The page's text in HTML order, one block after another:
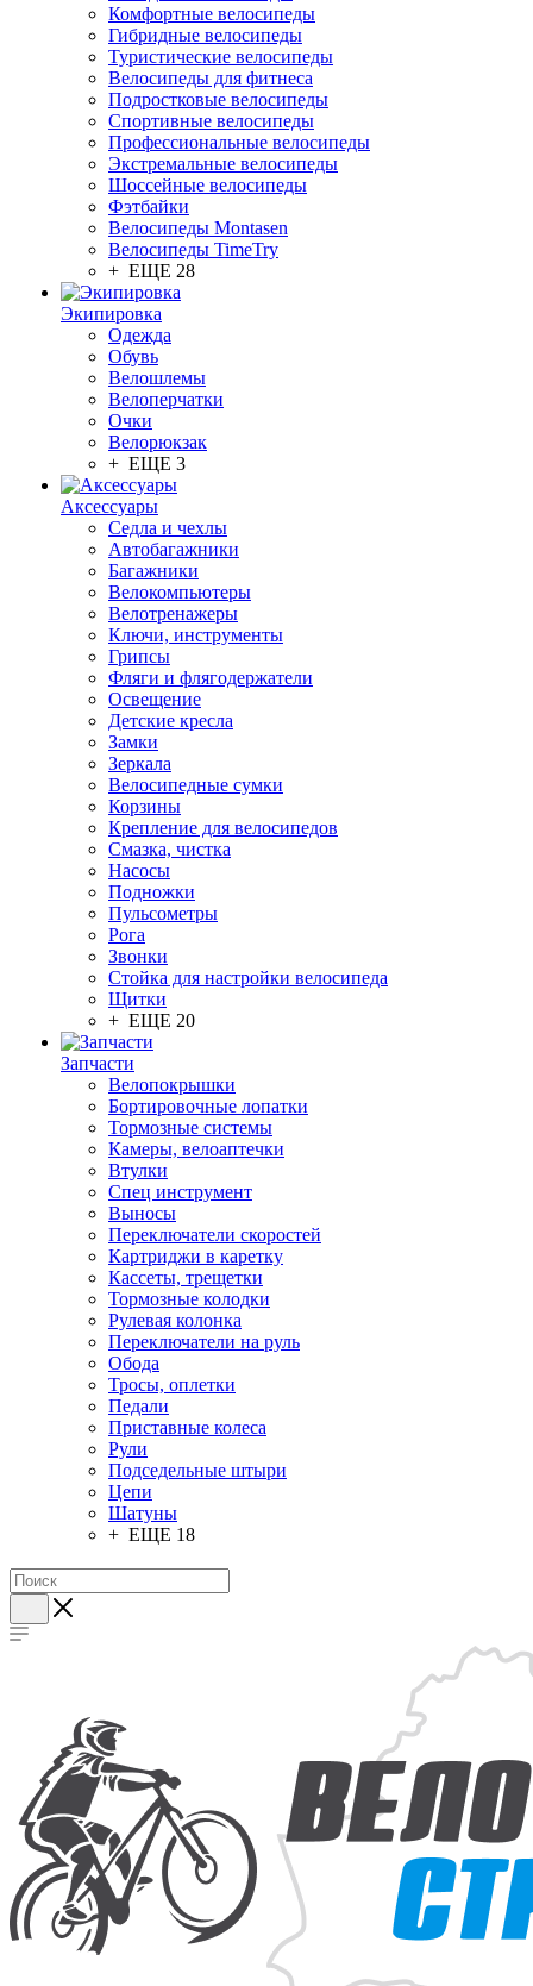
Комфортные велосипеды
Гибридные велосипеды
Туристические велосипеды
Велосипеды для фитнеса
Подростковые велосипеды
Спортивные велосипеды
Профессиональные велосипеды
Экстремальные велосипеды
Шоссейные велосипеды
Фэтбайки
Велосипеды Montasen
Велосипеды TimeTry
+ ЕЩЕ 28
Экипировка
Одежда
Обувь
Велошлемы
Велоперчатки
Очки
Велорюкзак
+ ЕЩЕ 3
Аксессуары
Седла и чехлы
Автобагажники
Багажники
Велокомпьютеры
Велотренажеры
Ключи, инструменты
Грипсы
Фляги и флягодержатели
Освещение
Детские кресла
Замки
Зеркала
Велосипедные сумки
Корзины
Крепление для велосипедов
Смазка, чистка
Насосы
Подножки
Пульсометры
Рога
Звонки
Стойка для настройки велосипеда
Щитки
+ ЕЩЕ 20
Запчасти
Велопокрышки
Бортировочные лопатки
Тормозные системы
Камеры, велоаптечки
Втулки
Спец инструмент
Выносы
Переключатели скоростей
Картриджи в каретку
Кассеты, трещетки
Тормозные колодки
Рулевая колонка
Переключатели на руль
Обода
Тросы, оплетки
Педали
Приставные колеса
Рули
Подседельные штыри
Цепи
Шатуны
+ ЕЩЕ 18